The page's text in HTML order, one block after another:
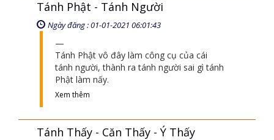
Tánh Phật - Tánh Người
Ngày đăng : 01-01-2021 06:01:43
Tánh Phật vô đây làm công cụ của cái
tánh người, thành ra tánh người sai gì tánh
Phật làm nấy.
Xem thêm
Tánh Thấy - Căn Thấy - Ý Thấy